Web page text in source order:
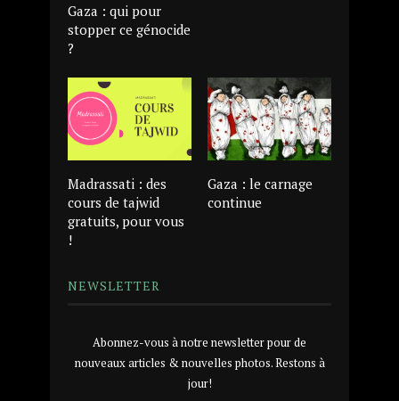
Gaza : qui pour
stopper ce génocide
?
Madrassati : des
cours de tajwid
gratuits, pour vous
!
Gaza : le carnage
continue
NEWSLETTER
Abonnez-vous à notre newsletter pour de
nouveaux articles & nouvelles photos. Restons à
jour!